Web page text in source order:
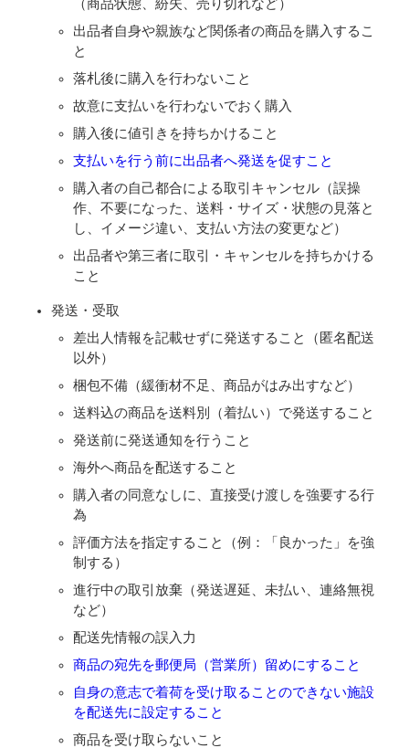
（商品状態、紛失、売り切れなど）
出品者自身や親族など関係者の商品を購入するこ
と
落札後に購入を行わないこと
故意に支払いを行わないでおく購入
購入後に値引きを持ちかけること
支払いを行う前に出品者へ発送を促すこと
購入者の自己都合による取引キャンセル（誤操
作、不要になった、送料・サイズ・状態の見落と
し、イメージ違い、支払い方法の変更など）
出品者や第三者に取引・キャンセルを持ちかける
こと
発送・受取
差出人情報を記載せずに発送すること（匿名配送
以外）
梱包不備（緩衝材不足、商品がはみ出すなど）
送料込の商品を送料別（着払い）で発送すること
発送前に発送通知を行うこと
海外へ商品を配送すること
購入者の同意なしに、直接受け渡しを強要する行
為
評価方法を指定すること（例：「良かった」を強
制する）
進行中の取引放棄（発送遅延、未払い、連絡無視
など）
配送先情報の誤入力
商品の宛先を郵便局（営業所）留めにすること
自身の意志で着荷を受け取ることのできない施設
を配送先に設定すること
商品を受け取らないこと